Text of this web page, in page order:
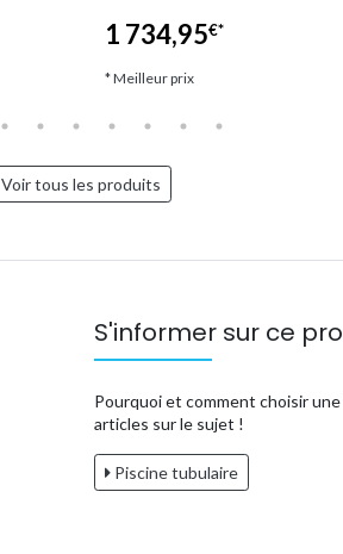
1 734,95€*
* Meilleur prix
Voir tous les produits
S'informer sur ce
Pourquoi et comment choisir
articles sur le sujet !
Piscine tubulaire